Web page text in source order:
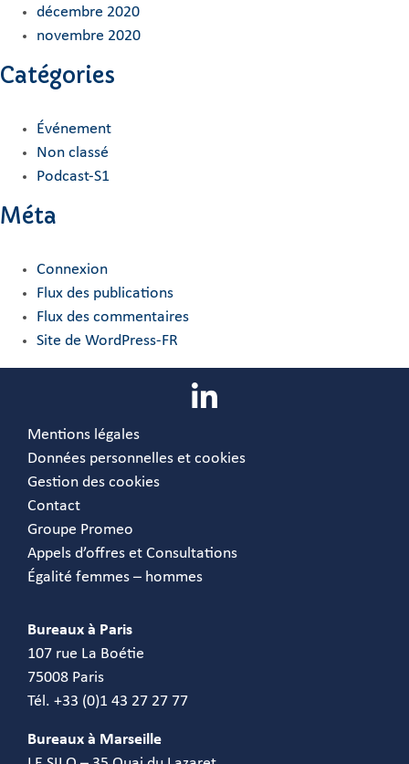
décembre 2020
novembre 2020
Catégories
Événement
Non classé
Podcast-S1
Méta
Connexion
Flux des publications
Flux des commentaires
Site de WordPress-FR
Mentions légales
Données personnelles et cookies
Gestion des cookies
Contact
Groupe Promeo
Appels d’offres et Consultations
Égalité femmes – hommes
Bureaux à Paris
107 rue La Boétie
75008 Paris
Tél. +33 (0)1 43 27 27 77
Bureaux à Marseille